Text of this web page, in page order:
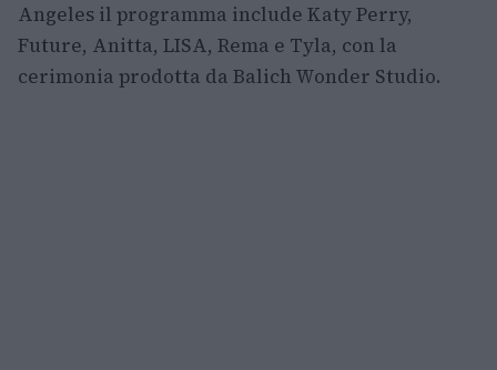
Angeles il programma include Katy Perry,
Future, Anitta, LISA, Rema e Tyla, con la
cerimonia prodotta da Balich Wonder Studio.